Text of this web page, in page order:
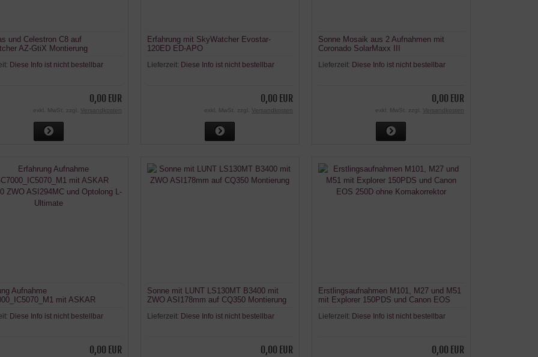
und Celestron C8 auf
AZ-GtiX Montierung
Diese Info ist nicht bestellbar
0,00 EUR
exkl. MwSt. zzgl. Versandkosten
Erfahrung mit SkyWatcher Evostar-
120ED ED-APO
Lieferzeit: Diese Info ist nicht bestellbar
0,00 EUR
exkl. MwSt. zzgl. Versandkosten
Sonne Mosaik aus 2 Aufnahmen mit
Coronado SolarMaxx III
Lieferzeit: Diese Info ist nicht bestellbar
0,00 EUR
exkl. MwSt. zzgl. Versandkosten
Aufnahme
mit ASKAR
Diese Info ist nicht bestellbar
0,00 EUR
Sonne mit LUNT LS130MT B3400 mit
ZWO ASI178mm auf CQ350 Montierung
Lieferzeit: Diese Info ist nicht bestellbar
0,00 EUR
Erstlingsaufnahmen M101, M27 und M51
mit Explorer 150PDS und Canon EOS
Lieferzeit: Diese Info ist nicht bestellbar
0,00 EUR